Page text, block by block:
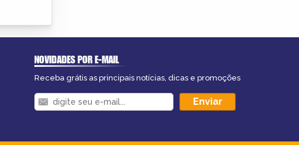
NOVIDADES POR E-MAIL
Receba grátis as principais notícias, dicas e promoções